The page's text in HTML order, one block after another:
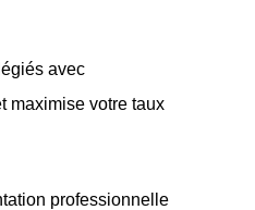
avec
maximise votre taux
professionnelle